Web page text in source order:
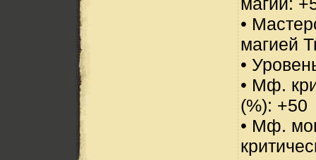
•
магией
•
• Мф.
(%): +50
• Мф.